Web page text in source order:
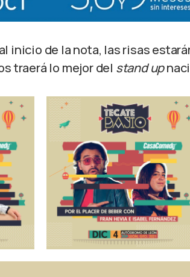
inicio de la nota, las risas
traerá lo mejor del stand up